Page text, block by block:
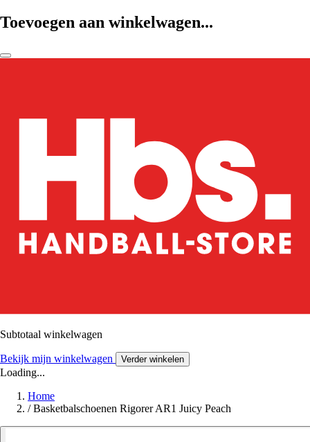
Toevoegen aan winkelwagen...
Subtotaal winkelwagen
Bekijk mijn winkelwagen Verder winkelen
Loading...
Home
/ Basketbalschoenen Rigorer AR1 Juicy Peach